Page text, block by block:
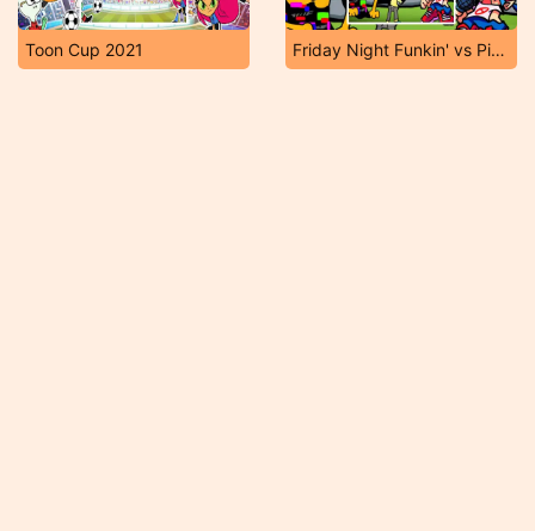
Toon Cup 2021 Friday Night Funkin' vs Pibby Gumball & Jake